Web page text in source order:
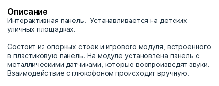
Описание
Интерактивная панель. Устанавливается на детских
уличных площадках.
Состоит из опорных стоек и игрового модуля, встроенного
в пластиковую панель. На модуле установлена панель с
металлическими датчиками, которые воспроизводят звуки.
Взаимодействие с глюкофоном происходит вручную.